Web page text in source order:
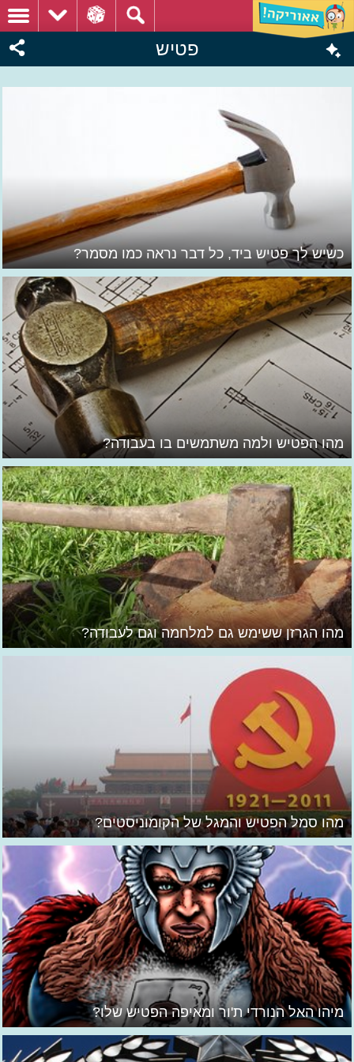
פטיש
כשיש לך פטיש ביד, כל דבר נראה כמו מסמר?
מהו הפטיש ולמה משתמשים בו בעבודה?
מהו הגרזן ששימש גם למלחמה וגם לעבודה?
מהו סמל הפטיש והמגל של הקומוניסטים?
מיהו האל הנורדי ת'ור ומאיפה הפטיש שלו?